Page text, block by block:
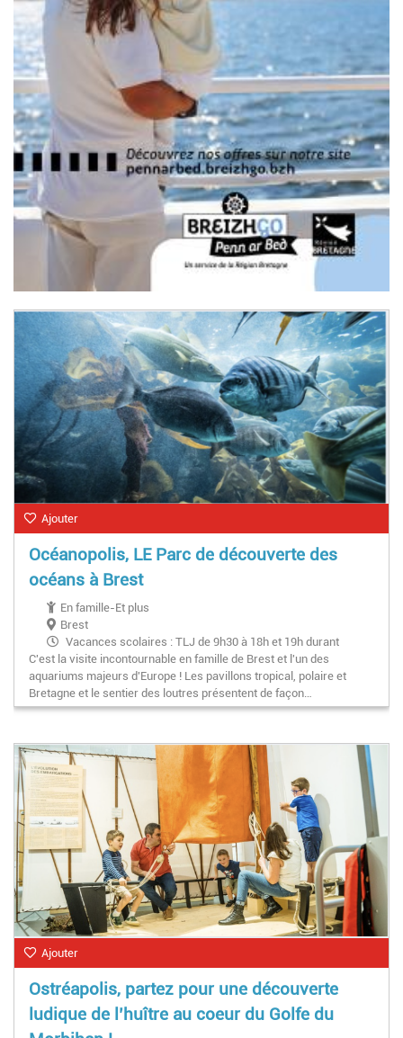
Ajouter
Océanopolis, LE Parc de découverte des
océans à Brest
En famille-Et plus
Brest
Vacances scolaires : TLJ de 9h30 à 18h et 19h durant
l'été
Hors vacances scolaires : du mardi au dimanche de 10h à
17h
Fermeture annuelle 15 jours en janvier
C'est la visite incontournable en famille de Brest et l'un des
aquariums majeurs d'Europe ! Les pavillons tropical, polaire et
Bretagne et le sentier des loutres présentent de façon…
Ajouter
Ostréapolis, partez pour une découverte
ludique de l’huître au coeur du Golfe du